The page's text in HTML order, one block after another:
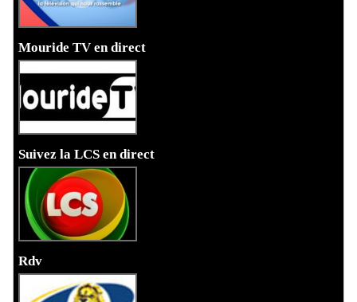
Mouride TV en direct
Suivez la LCS en direct
Rdv